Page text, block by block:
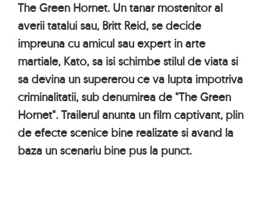
The Green Hornet. Un tanar mostenitor al
averii tatalui sau, Britt Reid, se decide
impreuna cu amicul sau expert in arte
martiale, Kato, sa isi schimbe stilul de viata si
sa devina un supererou ce va lupta impotriva
criminalitatii, sub denumirea de "The Green
Hornet". Trailerul anunta un film captivant, plin
de efecte scenice bine realizate si avand la
baza un scenariu bine pus la punct.